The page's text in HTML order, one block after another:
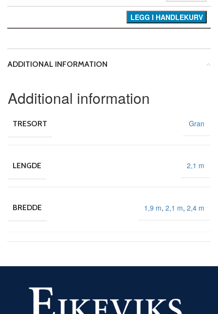
LEGG I HANDLEKURV
ADDITIONAL INFORMATION
Additional information
TRESORT Gran
LENGDE 2,1 m
BREDDE 1,9 m, 2,1 m, 2,4 m